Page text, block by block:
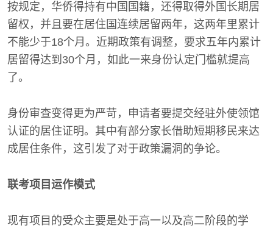
按规定，华侨得持有中国国籍，还得取得外国长期居
留权，并且要在居住国连续居留两年，这两年里累计
不能少于18个月。近期政策有调整，要求五年内累计
居留得达到30个月，如此一来身份认定门槛就提高
了。
身份审查变得更为严苛，申请者要提交经驻外使领馆
认证的居住证明。其中有部分家长借助短期移民来达
成居住条件，这引发了对于政策漏洞的争论。
联考项目运作模式
现有项目的受众主要是处于高一以及高二阶段的学